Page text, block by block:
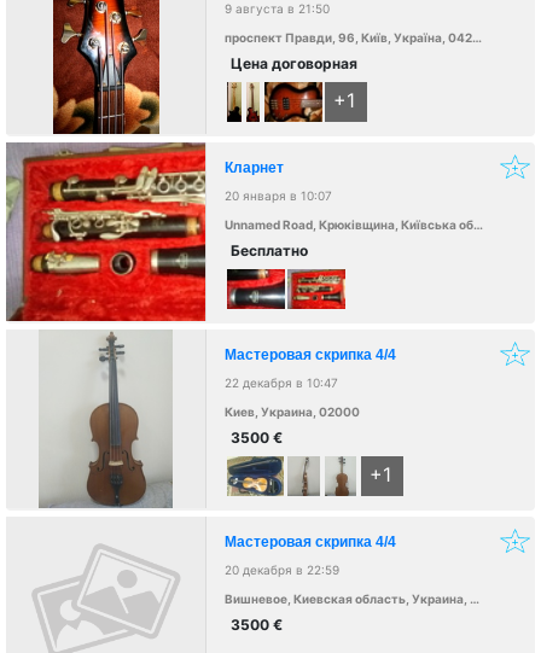
9 августа в 21:50
проспект Правди, 96, Київ, Україна, 04208
Цена договорная
+1
Кларнет
20 января в 10:07
Unnamed Road, Крюківщина, Київська обл., Украина
Бесплатно
Мастеровая скрипка 4/4
22 декабря в 10:47
Киев, Украина, 02000
3500€
+1
Мастеровая скрипка 4/4
20 декабря в 22:59
Вишневое, Киевская область, Украина, 08132
3500€